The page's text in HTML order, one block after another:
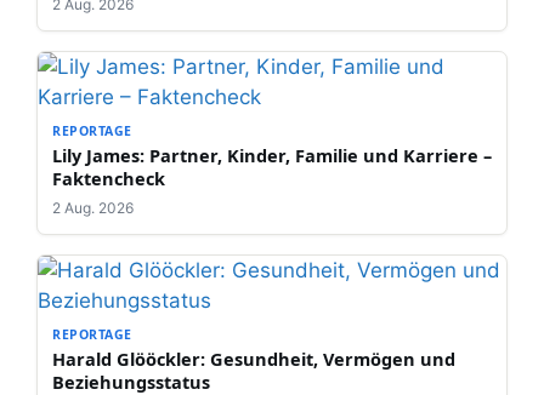
2 Aug. 2026
REPORTAGE
Lily James: Partner, Kinder, Familie und Karriere –
Faktencheck
2 Aug. 2026
REPORTAGE
Harald Glööckler: Gesundheit, Vermögen und
Beziehungsstatus